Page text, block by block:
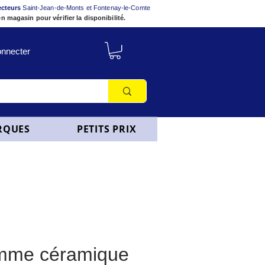
Saint-Jean-de-Monts et Fontenay-le-Comte
magasin pour vérifier la disponibilité.
PETITS PRIX
céramique